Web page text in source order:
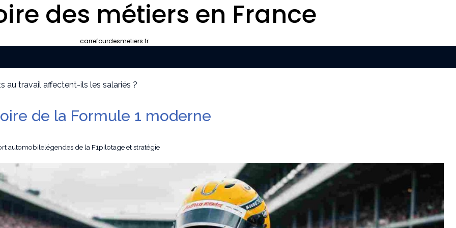
des métiers en France
carrefourdesmetiers.fr
au travail affectent-ils les salariés ?
apparaître dans les moteurs IA
au travail affectent-ils les salariés ?
de la Formule 1 moderne
automobilelégendes de la F1pilotage et stratégie